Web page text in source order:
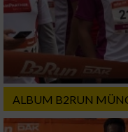
ALBUM B2RUN